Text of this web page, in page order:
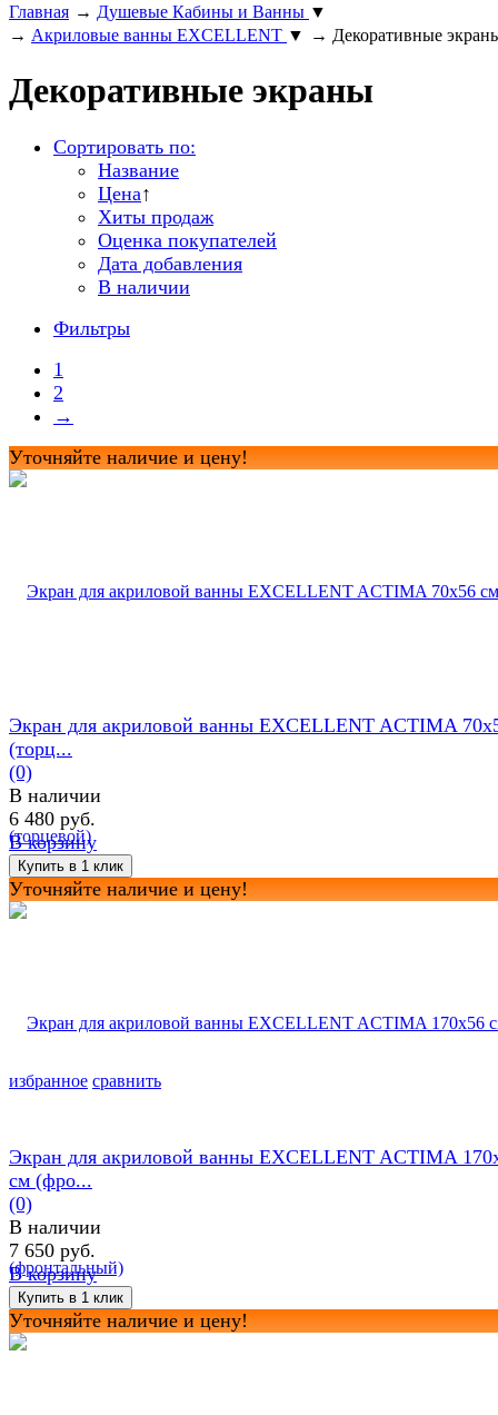
Главная → Душевые Кабины и Ванны ▼
→ Акриловые ванны EXCELLENT ▼ → Декоративные
Декоративные экраны
Сортировать по:
Название
Цена↑
Хиты продаж
Оценка покупателей
Дата добавления
В наличии
Фильтры
1
2
→
Уточняйте наличие и цену!
избранное сравнить
Экран для акриловой ванны EXCELLENT ACTIMA
(торц...
(0)
В наличии
6 480 руб.
В корзину
Уточняйте наличие и цену!
Экран для акриловой ванны EXCELLENT ACTIMA
см (фро...
(0)
В наличии
7 650 руб.
В корзину
Уточняйте наличие и цену!